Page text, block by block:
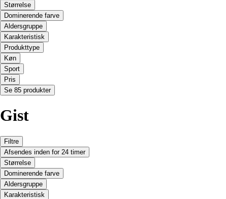
Størrelse
Dominerende farve
Aldersgruppe
Karakteristisk
Produkttype
Køn
Sport
Pris
Se 85 produkter
Gist
Filtre
Afsendes inden for 24 timer
Størrelse
Dominerende farve
Aldersgruppe
Karakteristisk